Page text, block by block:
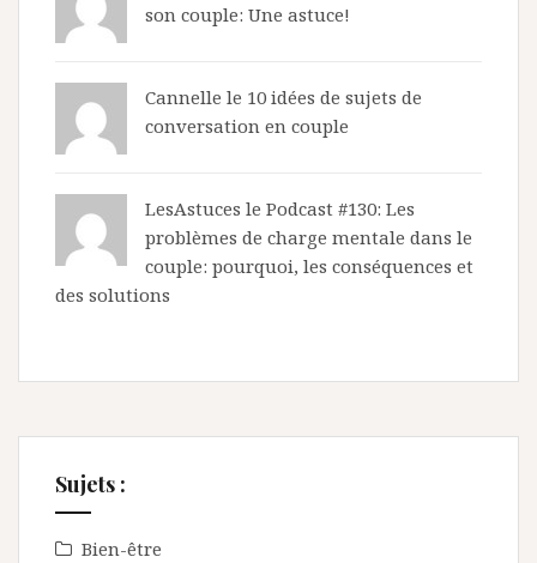
son couple: Une astuce!
Cannelle le 10 idées de sujets de
conversation en couple
LesAstuces le Podcast #130: Les
problèmes de charge mentale dans le
couple: pourquoi, les conséquences et
des solutions
Sujets :
Bien-être